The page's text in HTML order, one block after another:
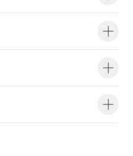
（有効巾900mm・m切売り）
法により防火上の基準が定められ
PDFをご覧ください。